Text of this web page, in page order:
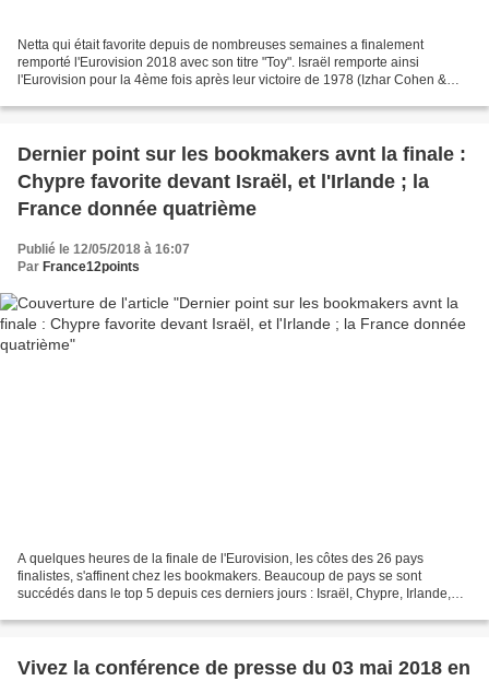
Netta qui était favorite depuis de nombreuses semaines a finalement
remporté l'Eurovision 2018 avec son titre "Toy". Israël remporte ainsi
l'Eurovision pour la 4ème fois après leur victoire de 1978 (Izhar Cohen &
Dernier point sur les bookmakers avnt la finale :
Chypre favorite devant Israël, et l'Irlande ; la
France donnée quatrième
Publié le 12/05/2018 à 16:07
Par France12points
A quelques heures de la finale de l'Eurovision, les côtes des 26 pays
finalistes, s'affinent chez les bookmakers. Beaucoup de pays se sont
succédés dans le top 5 depuis ces derniers jours : Israël, Chypre, Irlande,
Vivez la conférence de presse du 03 mai 2018 en